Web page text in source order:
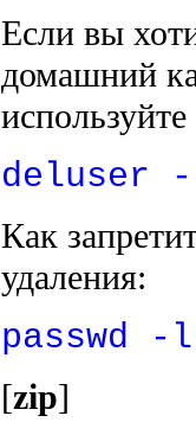
Если вы
домашний
deluser --
Как
удаления:
passwd -l
[zip]